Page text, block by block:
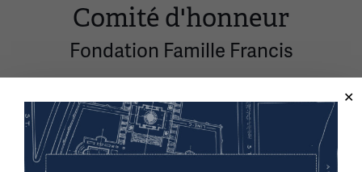
Comité d'honneur
Fondation Famille Francis
Marny et John Sherman
Genesee & Wyoming Inc.